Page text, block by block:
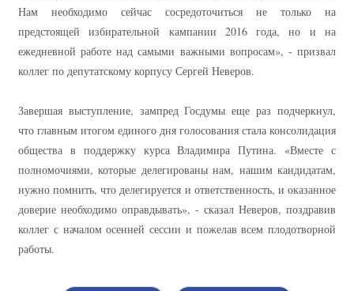
Нам необходимо сейчас сосредоточиться не только на
предстоящей избирательной кампании 2016 года, но и на
ежедневной работе над самыми важными вопросам», - призвал
коллег по депутатскому корпусу Сергей Неверов.
Завершая выступление, зампред Госдумы еще раз подчеркнул,
что главным итогом единого дня голосования стала консолидация
общества в поддержку курса Владимира Путина. «Вместе с
полномочиями, которые делегированы нам, нашим кандидатам,
нужно помнить, что делегируется и ответственность, и оказанное
доверие необходимо оправдывать», - сказал Неверов, поздравив
коллег с началом осенней сессии и пожелав всем плодотворной
работы.